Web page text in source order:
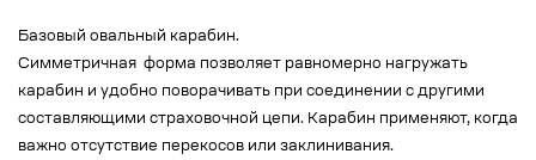
Базовый овальный карабин.
Симметричная форма позволяет равномерно нагружать
карабин и удобно поворачивать при соединении с другими
составляющими страховочной цепи. Карабин применяют, когда
важно отсутствие перекосов или заклинивания.